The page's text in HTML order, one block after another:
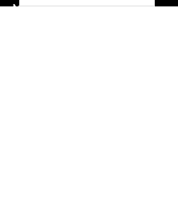
MENTION LEGALE.